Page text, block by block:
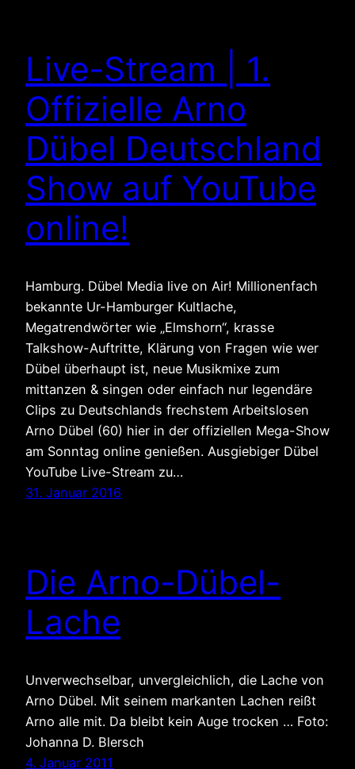
Live-Stream | 1.
Offizielle Arno
Dübel Deutschland
Show auf YouTube
online!
Hamburg. Dübel Media live on Air! Millionenfach
bekannte Ur-Hamburger Kultlache,
Megatrendwörter wie „Elmshorn“, krasse
Talkshow-Auftritte, Klärung von Fragen wie wer
Dübel überhaupt ist, neue Musikmixe zum
mittanzen & singen oder einfach nur legendäre
Clips zu Deutschlands frechstem Arbeitslosen
Arno Dübel (60) hier in der offiziellen Mega-Show
am Sonntag online genießen. Ausgiebiger Dübel
YouTube Live-Stream zu…
31. Januar 2016
Die Arno-Dübel-
Lache
Unverwechselbar, unvergleichlich, die Lache von
Arno Dübel. Mit seinem markanten Lachen reißt
Arno alle mit. Da bleibt kein Auge trocken … Foto:
Johanna D. Blersch
4. Januar 2011